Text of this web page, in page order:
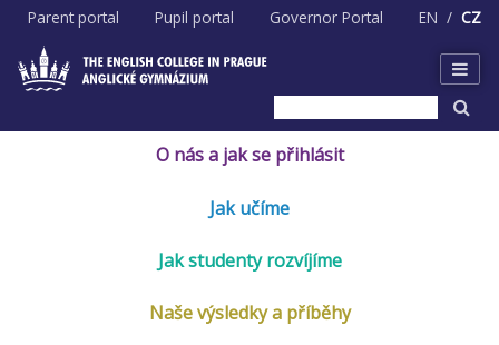
Skip
content
Parent portal Pupil portal Governor Portal EN CZ
O nás a jak se přihlásit
Jak učíme
Jak studenty rozvíjíme
Naše výsledky a příběhy